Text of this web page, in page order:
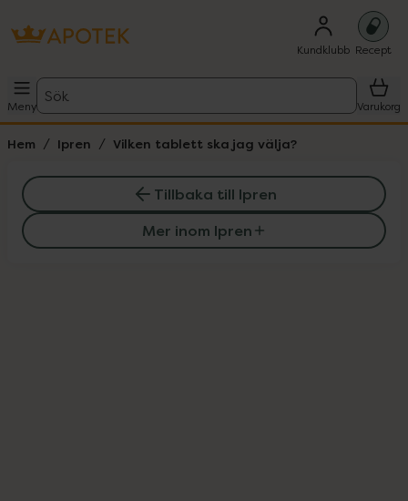
Kundklubb Recept
Meny
Sök
Varukorg
Hem Ipren Vilken tablett ska jag välja?
Tillbaka till Ipren
Mer inom Ipren